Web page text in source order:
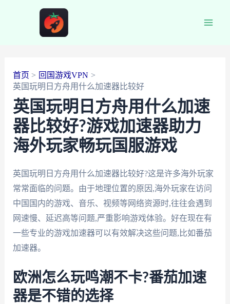
首页
回国游戏VPN
英国玩明日方舟用什么加速器比较好
英国玩明日方舟用什么加速
器比较好?游戏加速器助力
海外玩家畅玩国服游戏
英国玩明日方舟用什么加速器比较好?这是许多海外玩家
常常面临的问题。由于地理位置的原因,海外玩家在访问
中国国内的游戏、音乐、视频等网络资源时,往往会遇到
网速慢、延迟高等问题,严重影响游戏体验。好在现在有
一些专业的游戏加速器可以有效解决这些问题,比如番茄
加速器。
欧洲怎么玩鸣潮不卡?番茄加速
器是不错的选择